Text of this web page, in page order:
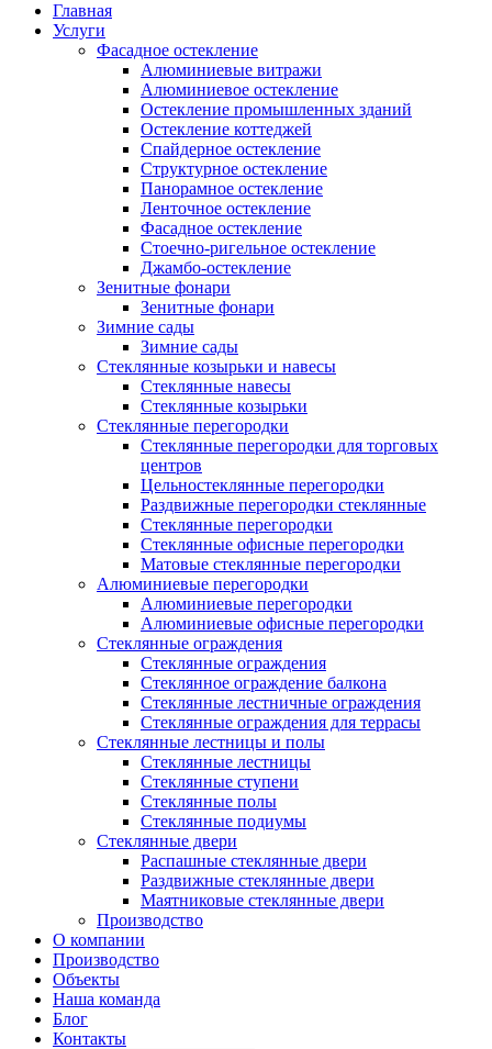
Главная
Услуги
Фасадное остекление
Алюминиевые витражи
Алюминиевое остекление
Остекление промышленных зданий
Остекление коттеджей
Спайдерное остекление
Структурное остекление
Панорамное остекление
Ленточное остекление
Фасадное остекление
Стоечно-ригельное остекление
Джамбо-остекление
Зенитные фонари
Зенитные фонари
Зимние сады
Зимние сады
Стеклянные козырьки и навесы
Стеклянные навесы
Стеклянные козырьки
Стеклянные перегородки
Стеклянные перегородки для торговых
центров
Цельностеклянные перегородки
Раздвижные перегородки стеклянные
Стеклянные перегородки
Стеклянные офисные перегородки
Матовые стеклянные перегородки
Алюминиевые перегородки
Алюминиевые перегородки
Алюминиевые офисные перегородки
Стеклянные ограждения
Стеклянные ограждения
Стеклянное ограждение балкона
Стеклянные лестничные ограждения
Стеклянные ограждения для террасы
Стеклянные лестницы и полы
Стеклянные лестницы
Стеклянные ступени
Стеклянные полы
Стеклянные подиумы
Стеклянные двери
Распашные стеклянные двери
Раздвижные стеклянные двери
Маятниковые стеклянные двери
Производство
О компании
Производство
Объекты
Наша команда
Блог
Контакты